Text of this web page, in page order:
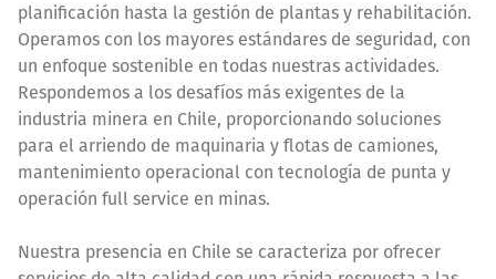
planificación hasta la gestión de plantas y rehabilitación.
Operamos con los mayores estándares de seguridad, con
un enfoque sostenible en todas nuestras actividades.
Respondemos a los desafíos más exigentes de la
industria minera en Chile, proporcionando soluciones
para el arriendo de maquinaria y flotas de camiones,
mantenimiento operacional con tecnología de punta y
operación full service en minas.
Nuestra presencia en Chile se caracteriza por ofrecer